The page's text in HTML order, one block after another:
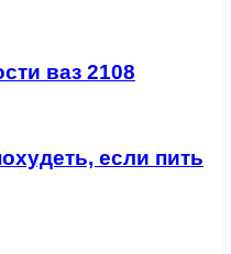
ваз 2108
если пить